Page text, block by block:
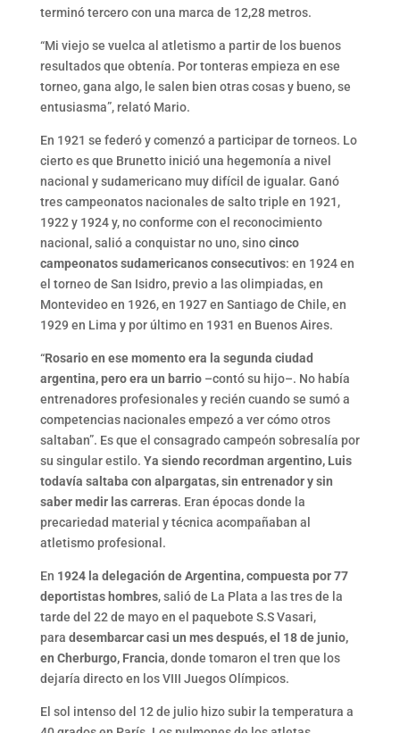
terminó tercero con una marca de 12,28 metros.
“Mi viejo se vuelca al atletismo a partir de los buenos
resultados que obtenía. Por tonteras empieza en ese
torneo, gana algo, le salen bien otras cosas y bueno, se
entusiasma”, relató Mario.
En 1921 se federó y comenzó a participar de torneos. Lo
cierto es que Brunetto inició una hegemonía a nivel
nacional y sudamericano muy difícil de igualar. Ganó
tres campeonatos nacionales de salto triple en 1921,
1922 y 1924 y, no conforme con el reconocimiento
nacional, salió a conquistar no uno, sinocinco
campeonatos sudamericanos consecutivos: en 1924 en
el torneo de San Isidro, previo a las olimpiadas, en
Montevideo en 1926, en 1927 en Santiago de Chile, en
1929 en Lima y por último en 1931 en Buenos Aires.
“Rosario en ese momento era la segunda ciudad
argentina, pero era un barrio–contó su hijo–. No había
entrenadores profesionales y recién cuando se sumó a
competencias nacionales empezó a ver cómo otros
saltaban”. Es que el consagrado campeón sobresalía por
su singular estilo. Ya siendo recordman argentino, Luis
todavía saltaba con alpargatas, sin entrenador y sin
saber medir las carreras. Eran épocas donde la
precariedad material y técnica acompañaban al
atletismo profesional.
En 1924 la delegación de Argentina, compuesta por 77
deportistas hombres, salió de La Plata a las tres de la
tarde del 22 de mayo en el paquebote S.S Vasari,
para desembarcar casi un mes después, el 18 de junio,
en Cherburgo, Francia, donde tomaron el tren que los
dejaría directo en los VIII Juegos Olímpicos.
El sol intenso del 12 de julio hizo subir la temperatura a